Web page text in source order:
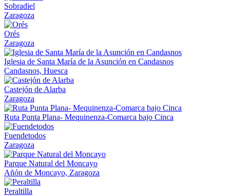
Sobradiel
Zaragoza
Orés
Zaragoza
Iglesia de Santa María de la Asunción en Candasnos
Candasnos, Huesca
Castejón de Alarba
Zaragoza
Ruta Punta Plana- Mequinenza-Comarca bajo Cinca
Fuendetodos
Zaragoza
Parque Natural del Moncayo
Añón de Moncayo, Zaragoza
Peraltilla